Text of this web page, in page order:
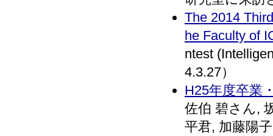
The 2014
he Faculty of
ntest
4.3.27）
H25年度卒業
佐伯 碧さん,
平君, 加藤陽